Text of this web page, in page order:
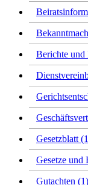
Berichte und
Gesetzblatt
Gesetze und
Gutachten (1)